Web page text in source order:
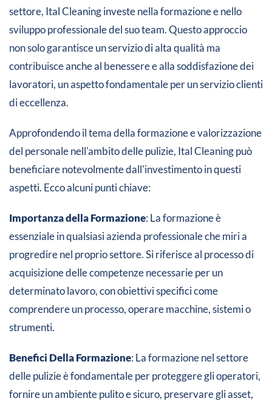
settore, Ital Cleaning investe nella formazione e nello
sviluppo professionale del suo team. Questo approccio
non solo garantisce un servizio di alta qualità ma
contribuisce anche al benessere e alla soddisfazione dei
lavoratori, un aspetto fondamentale per un servizio clienti
di eccellenza​​.
Approfondendo il tema della formazione e valorizzazione
del personale nell'ambito delle pulizie, Ital Cleaning può
beneficiare notevolmente dall'investimento in questi
aspetti. Ecco alcuni punti chiave:
Importanza della Formazione: La formazione è
essenziale in qualsiasi azienda professionale che miri a
progredire nel proprio settore. Si riferisce al processo di
acquisizione delle competenze necessarie per un
determinato lavoro, con obiettivi specifici come
comprendere un processo, operare macchine, sistemi o
strumenti.
Benefici Della Formazione: La formazione nel settore
delle pulizie è fondamentale per proteggere gli operatori,
fornire un ambiente pulito e sicuro, preservare gli asset,